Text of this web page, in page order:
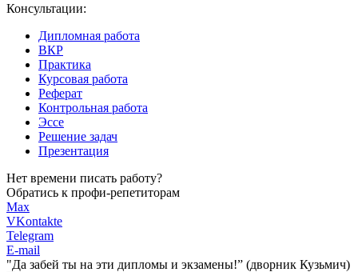
Консультации:
Дипломная работа
ВКР
Практика
Курсовая работа
Реферат
Контрольная работа
Эссе
Решение задач
Презентация
Нет времени писать работу?
Обратись к профи-репетиторам
Max
VKontakte
Telegram
E-mail
"Да забей ты на эти дипломы и экзамены!” (дворник Кузьмич)